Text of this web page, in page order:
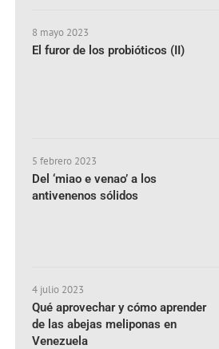
8 mayo 2023
El furor de los probióticos (II)
5 febrero 2023
Del ‘miao e venao’ a los
antivenenos sólidos
4 julio 2023
Qué aprovechar y cómo aprender
de las abejas meliponas en
Venezuela